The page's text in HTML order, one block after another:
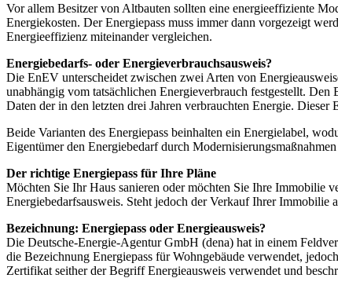
Vor allem Besitzer von Altbauten sollten eine energieeffiziente
Energiekosten. Der Energiepass muss immer dann vorgezeigt
Energieeffizienz miteinander vergleichen.
Energiebedarfs- oder Energieverbrauchsausweis?
Die EnEV unterscheidet zwischen zwei Arten von
unabhängig vom tatsächlichen Energieverbrauch festgestellt.
Daten der in den letzten drei Jahren verbrauchten Energie.
Beide Varianten des Energiepass beinhalten ein Energielabel,
Eigentümer den Energiebedarf durch
Der richtige Energiepass für Ihre Pläne
Möchten Sie Ihr Haus sanieren oder möchten Sie Ihre Immobilie
Energiebedarfsausweis. Steht jedoch der Verkauf Ihrer Immobilie
Bezeichnung: Energiepass oder Energieausweis?
Die Deutsche-Energie-Agentur GmbH (dena) hat in einem
die Bezeichnung Energiepass für Wohngebäude verwendet,
Zertifikat seither der Begriff Energieausweis verwendet und